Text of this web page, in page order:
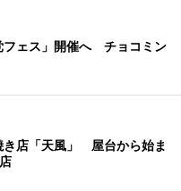
フェス」開催へ チョコミン
き店「天風」 屋台から始ま